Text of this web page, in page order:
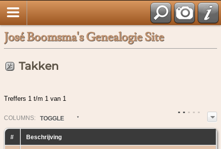
José Boomsma's Genealogie Site
Takken
Treffers 1 t/m 1 van 1
COLUMN S: TOGGLE
# Beschrijving